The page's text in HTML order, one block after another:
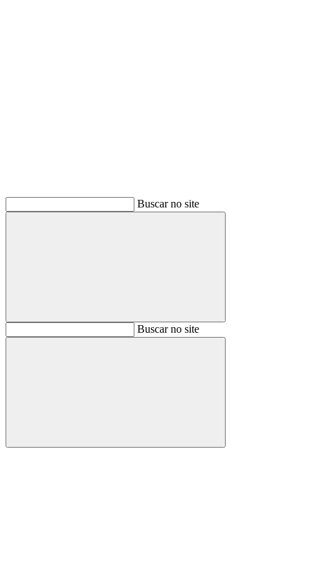
Buscar no site
BuscarBuscar no site
Buscar